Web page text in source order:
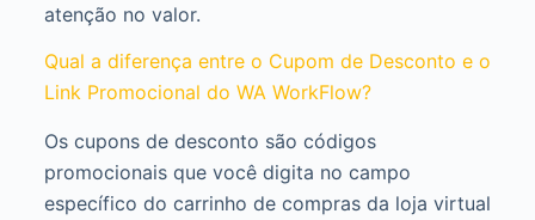
atenção no valor.
Qual a diferença entre o Cupom de Desconto e o
Link Promocional do WA WorkFlow?
Os cupons de desconto são códigos
promocionais que você digita no campo
específico do carrinho de compras da loja virtual